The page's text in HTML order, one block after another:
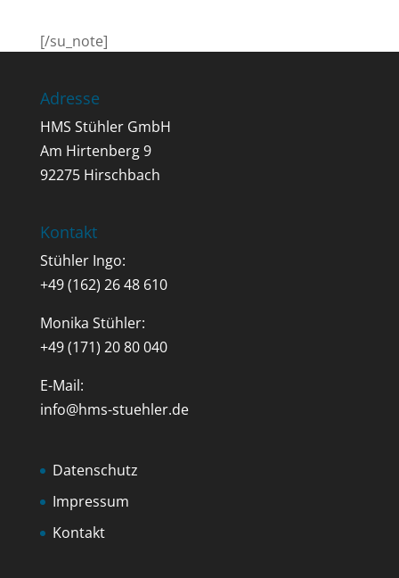
[/su_note]
Adresse
HMS Stühler GmbH
Am Hirtenberg 9
92275 Hirschbach
Kontakt
Stühler Ingo:
+49 (162) 26 48 610
Monika Stühler:
+49 (171) 20 80 040
E-Mail:
info@hms-stuehler.de
Datenschutz
Impressum
Kontakt